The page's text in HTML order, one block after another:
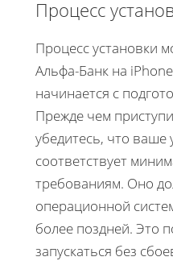
Процесс
Процесс установки
Альфа-Банк на
начинается с
Прежде чем
убедитесь, что ваше
соответствует
требованиям. Оно
операционной
более поздней. Это
запускаться без